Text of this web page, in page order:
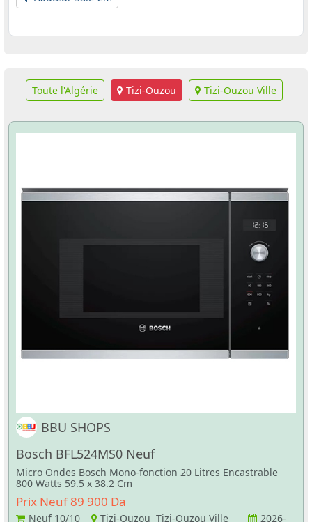
Toute l'Algérie Tizi-Ouzou Tizi-Ouzou Ville
BBU SHOPS
Bosch BFL524MS0 Neuf
Micro Ondes Bosch Mono-fonction 20 Litres Encastrable
800 Watts 59.5 x 38.2 Cm
Prix Neuf 89 900 Da
Neuf 10/10 Tizi-Ouzou Tizi-Ouzou Ville
2026-